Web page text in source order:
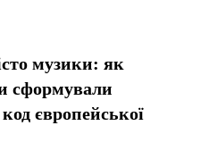
музики: як
сформували
європейської